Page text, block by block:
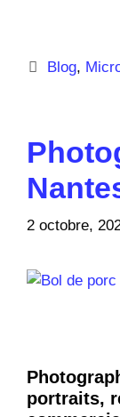
Blog,
2 octobre,
portraits,